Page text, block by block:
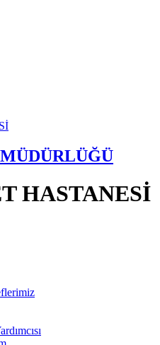
HASTANESİ